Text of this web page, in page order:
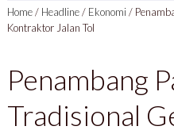
Home/ Headline/ Ekonomi /
Kontraktor Jalan Tol
Penambang
Tradisional